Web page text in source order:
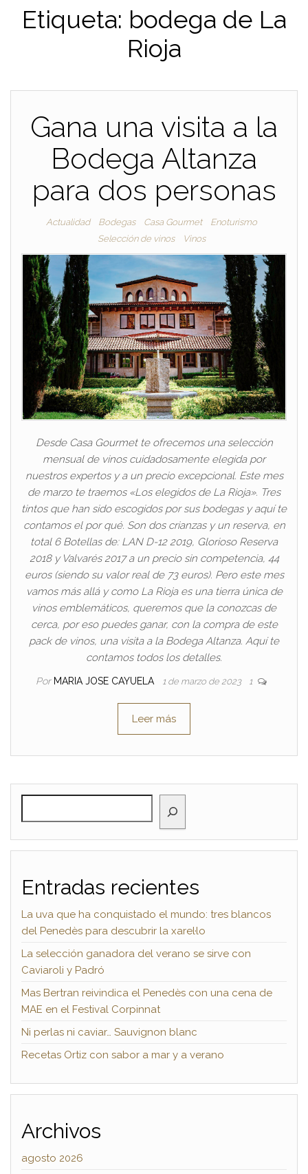
Etiqueta: bodega de La
Rioja
Gana una visita a la
Bodega Altanza
para dos personas
Actualidad Bodegas Casa Gourmet
Enoturismo
Selección de vinos
Vinos
Desde Casa Gourmet te ofrecemos una selección
mensual de vinos cuidadosamente elegida por
nuestros expertos y a un precio excepcional. Este mes
de marzo te traemos «Los elegidos de La Rioja». Tres
tintos que han sido escogidos por sus bodegas y aquí te
contamos el por qué. Son dos crianzas y un reserva, en
total 6 Botellas de: LAN D-12 2019, Glorioso Reserva
2018 y Valvarés 2017 a un precio sin competencia, 44
euros (siendo su valor real de 73 euros). Pero este mes
vamos más allá y como La Rioja es una tierra única de
vinos emblemáticos, queremos que la conozcas de
cerca, por eso puedes ganar, con la compra de este
pack de vinos, una visita a la Bodega Altanza. Aquí te
contamos todos los detalles.
Por MARIA JOSE CAYUELA 1 de marzo de 2023 1
Leer más
Entradas recientes
La uva que ha conquistado el mundo: tres blancos
del Penedès para descubrir la xarel·lo
La selección ganadora del verano se sirve con
Caviaroli y Padró
Mas Bertran reivindica el Penedès con una cena de
MAE en el Festival Corpinnat
Ni perlas ni caviar… Sauvignon blanc
Recetas Ortiz con sabor a mar y a verano
Archivos
agosto 2026